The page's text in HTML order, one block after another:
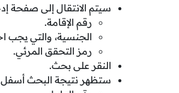
سيتم الانتقال إلى صفحة
رقم الإقامة.
الجنسية، والتي يجب
رمز التحقق المرئي.
النقر على بحث.
ستظهر نتيجة البحث أسفل